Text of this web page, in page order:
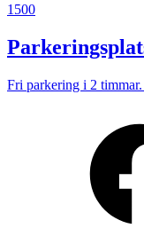
1500
Fri parkering i 2